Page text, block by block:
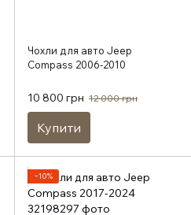
Чохли для авто Jeep
Compass 2006-2010
10 800 грн 12 000 грн
Купити
−10%